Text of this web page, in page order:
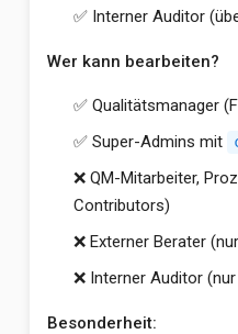
✅ Interner Auditor
Wer kann bearbeiten?
✅ Qualitätsmanager
✅ Super-Admins mit
❌ QM-Mitarbeiter,
Contributors)
❌ Externer Berater
❌ Interner Auditor
Besonderheit: